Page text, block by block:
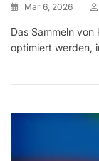
Mar 6, 2026
Das Sammeln
optimiert werden,